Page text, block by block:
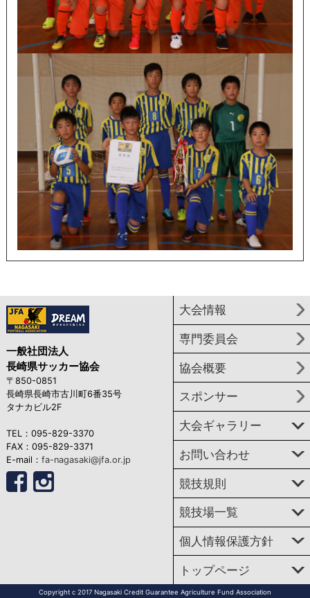
一般社団法人
長崎県サッカー協会
〒850-0851
長崎県長崎市古川町6番35号
タナカビル2F
TEL：095-829-3370
FAX：095-829-3371
E-mail： fa-nagasaki@jfa.or.jp
大会情報
専門委員会
協会概要
スポンサー
大会ギャラリー
お問い合わせ
競技規則
競技場一覧
個人情報保護方針
トップページ
Copyright c 2017 Nagasaki Credit Guarantee Agriculture Fund Association